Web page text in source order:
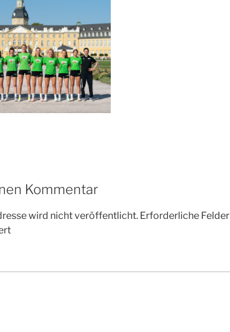
Kommentar
wird nicht veröffentlicht. Erforderliche Felder